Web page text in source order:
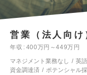
営業（法人向け
年収
400万円～449万円
マネジメント業務なし
英
資金調達済
ポテンシャル